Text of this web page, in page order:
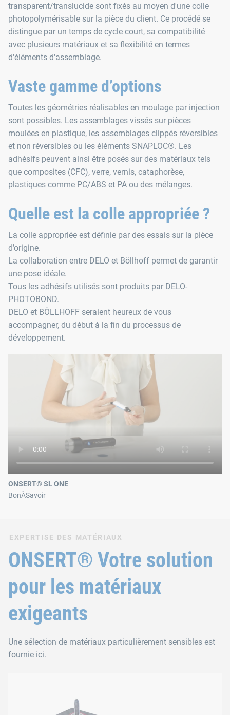
transparent/translucide sont fixés au moyen d'une colle
photopolymérisable sur la pièce du client. Ce procédé se
distingue par un temps de cycle court, sa compatibilité
avec plusieurs matériaux et sa flexibilité en termes
d'éléments d'assemblage.
Vaste gamme d’options
Toutes les géométries réalisables en moulage par injection
sont possibles. Les assemblages vissés sur pièces
moulées en plastique, les assemblages clippés réversibles
et non réversibles ou les éléments SNAPLOC®. Les
adhésifs peuvent ainsi être posés sur des matériaux tels
que composites (CFC), verre, vernis, cataphorèse,
plastiques comme PC/ABS et PA ou des mélanges.
Quelle est la colle appropriée ?
La colle appropriée est définie par des essais sur la pièce
d’origine.
La collaboration entre DELO et Böllhoff permet de garantir
une pose idéale.
Tous les adhésifs utilisés sont produits par DELO-
PHOTOBOND.
DELO et BÖLLHOFF seraient heureux de vous
accompagner, du début à la fin du processus de
développement.
ONSERT® SL ONE
BonÀSavoir
EXPERTISE DES MATÉRIAUX
ONSERT® Votre solution
pour les matériaux
exigeants
Une sélection de matériaux particulièrement sensibles est
fournie ici.